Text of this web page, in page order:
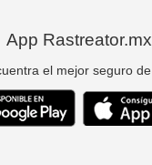
App Rastreator.mx
el mejor seguro